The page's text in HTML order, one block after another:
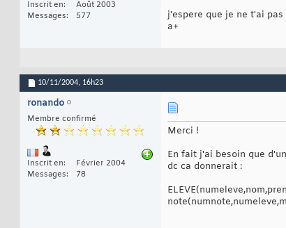
Inscrit en
Août 2003
Messages
577
j'espere que je ne t'ai
a+
10/11/2004, 16h23
ronando
Membre confirmé
Inscrit en
Février 2004
Messages
78
Merci !
En fait j'ai besoin que
dc ca donnerait :